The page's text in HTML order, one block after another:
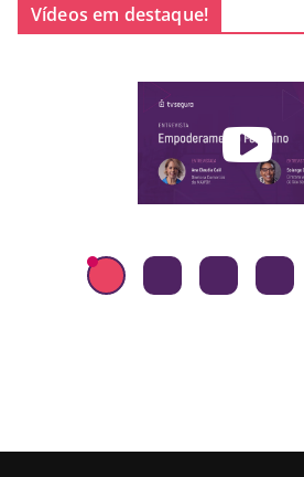
Vídeos em destaque!